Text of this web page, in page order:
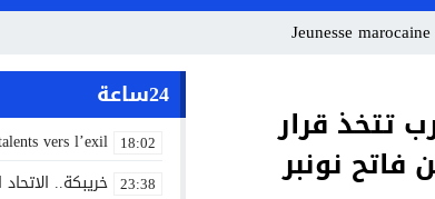
Jeunesse
تتخذ قرار
نونبر
24ساعة
18:02
vers l’exil
23:38 خريبكة..